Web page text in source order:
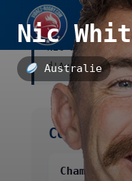
Aller
contenu
Nic
Australie
Nic White,
d'Australie.